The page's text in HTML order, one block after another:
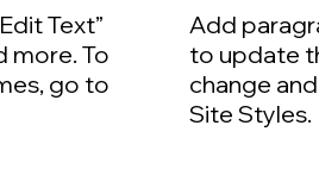
Text”
more. To
go to
Add
to update
change
Site Styles.